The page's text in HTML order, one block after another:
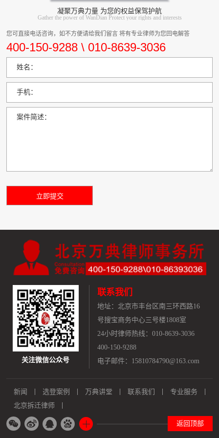
凝聚万典力量 为您的权益保驾护航
Gather the power of WanDian Protect your rights and interests
您可直接电话咨询，如不方便请给我们留言 将有专业律师为您回电解答
400-150-9288 \ 010-8639-3036
姓名：
手机：
案件简述：
关注微信公众号
联系我们
地址： 北京市丰台区南三环西路16
号搜宝商务中心三号楼1808室
24小时律师热线：010-8639-3036
400-150-9288
电子邮件：15810784790@163.com
新闻 选登案例 万典讲堂 联系我们
专业服务
北京拆迁律师
返回顶部